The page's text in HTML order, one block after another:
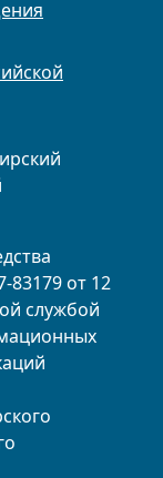
от 12
службой